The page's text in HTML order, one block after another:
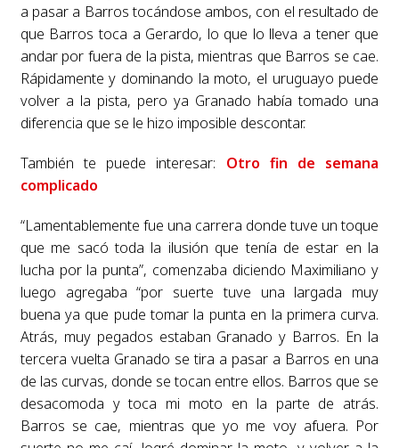
a pasar a Barros tocándose ambos, con el resultado de
que Barros toca a Gerardo, lo que lo lleva a tener que
andar por fuera de la pista, mientras que Barros se cae.
Rápidamente y dominando la moto, el uruguayo puede
volver a la pista, pero ya Granado había tomado una
diferencia que se le hizo imposible descontar.
También te puede interesar: Otro fin de semana
complicado
“Lamentablemente fue una carrera donde tuve un toque
que me sacó toda la ilusión que tenía de estar en la
lucha por la punta”, comenzaba diciendo Maximiliano y
luego agregaba “por suerte tuve una largada muy
buena ya que pude tomar la punta en la primera curva.
Atrás, muy pegados estaban Granado y Barros. En la
tercera vuelta Granado se tira a pasar a Barros en una
de las curvas, donde se tocan entre ellos. Barros que se
desacomoda y toca mi moto en la parte de atrás.
Barros se cae, mientras que yo me voy afuera. Por